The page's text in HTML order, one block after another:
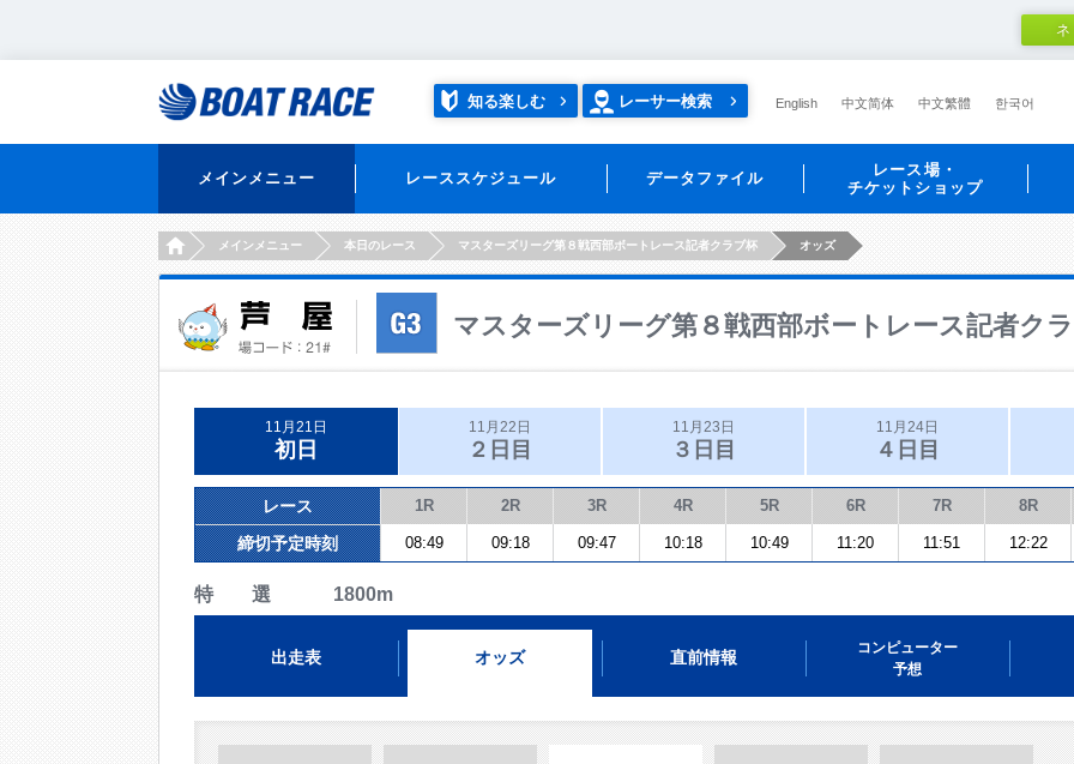
知る楽しむ レーサー検索 English 中文简体 中文繁體 한국어
メインメニュー レーススケジュール データファイル
レース場・
チケットショップ
HOMEメインメニュー 本日のレース マスターズリーグ第８戦西部ボートレース記者クラブ杯 オッズ
マスターズリーグ第８戦西部ボートレース記者ク
11月21日
初日
11月22日
２日目
11月23日
３日目
11月24日
４日目
レース 1R 2R 3R 4R 5R 6R 7R 8R
締切予定時刻 08:49 09:18 09:47 10:18 10:49 11:20 11:51 12:22
特 選 1800m
出走表 オッズ 直前情報
コンピューター
予想